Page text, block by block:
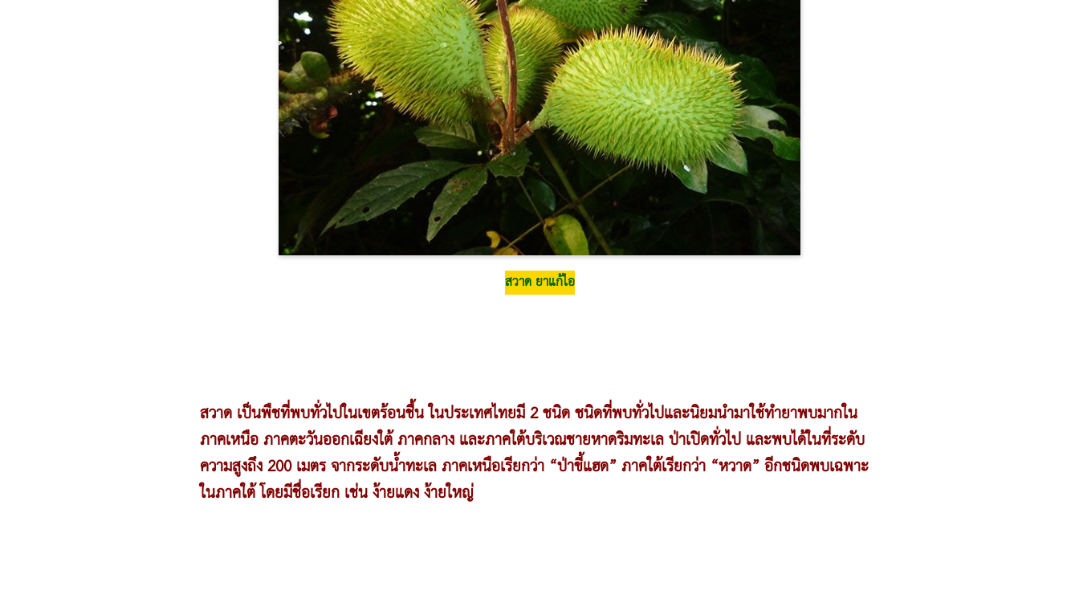
สวาด ยาแก้ไอ
สวาด เป็นพืชที่พบทั่วไปในเขตร้อนชื้น ในประเทศไทยมี 2 ชนิด ชนิดที่พบทั่วไปและนิยมนำมาใช้ทำยาพบมากใน
ภาคเหนือ ภาคตะวันออกเฉียงใต้ ภาคกลาง และภาคใต้บริเวณชายหาดริมทะเล ป่าเปิดทั่วไป และพบได้ในที่ระดับ
ความสูงถึง 200 เมตร จากระดับน้ำทะเล ภาคเหนือเรียกว่า “ป่าขี้แฮด” ภาคใต้เรียกว่า “หวาด” อีกชนิดพบเฉพาะ
ในภาคใต้ โดยมีชื่อเรียก เช่น ง้ายแดง ง้ายใหญ่